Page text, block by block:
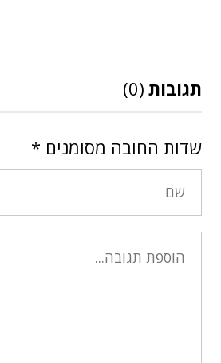
תגובות (0)
שדות החובה מסומנים *